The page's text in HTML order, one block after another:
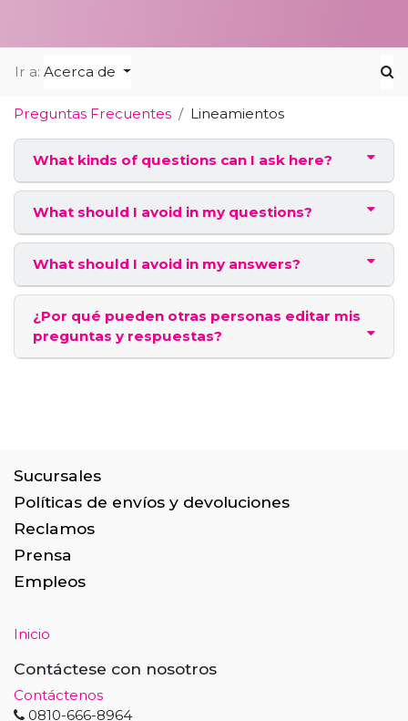
Ir a: Acerca de
Preguntas Frecuentes Lineamientos
What kinds of questions can I ask here?
What should I avoid in my questions?
What should I avoid in my answers?
¿Por qué pueden otras personas editar mis
preguntas y respuestas?
Sucursales
Políticas de envíos y devoluciones
Reclamos
Prensa
Empleos
Inicio
Contáctese con nosotros
Contáctenos
0810-666-8964